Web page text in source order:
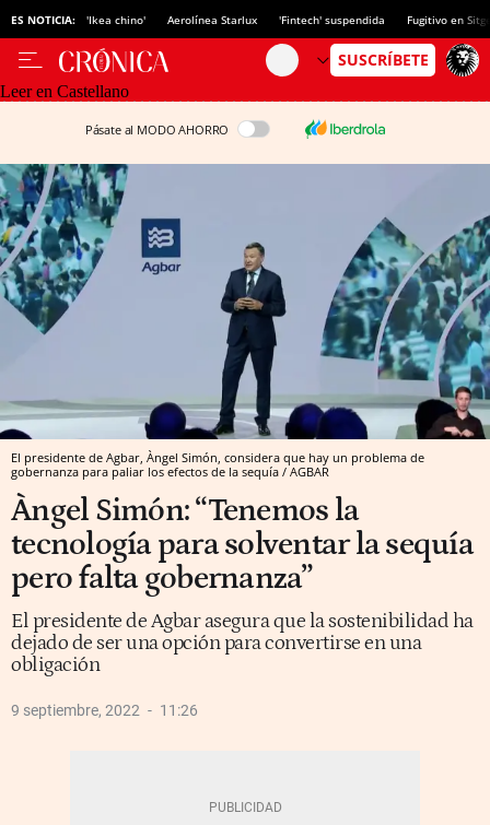
ES NOTICIA: 'Ikea chino' Aerolínea Starlux 'Fintech' suspendida Fugitivo en
Leer en Castellano
Pásate al MODO AHORRO
El presidente de Agbar, Àngel Simón, considera que hay un problema de
gobernanza para paliar los efectos de la sequía / AGBAR
Àngel Simón: “Tenemos la
tecnología para solventar la sequía
pero falta gobernanza”
El presidente de Agbar asegura que la sostenibilidad ha
dejado de ser una opción para convertirse en una
obligación
9 septiembre, 2022 11:26